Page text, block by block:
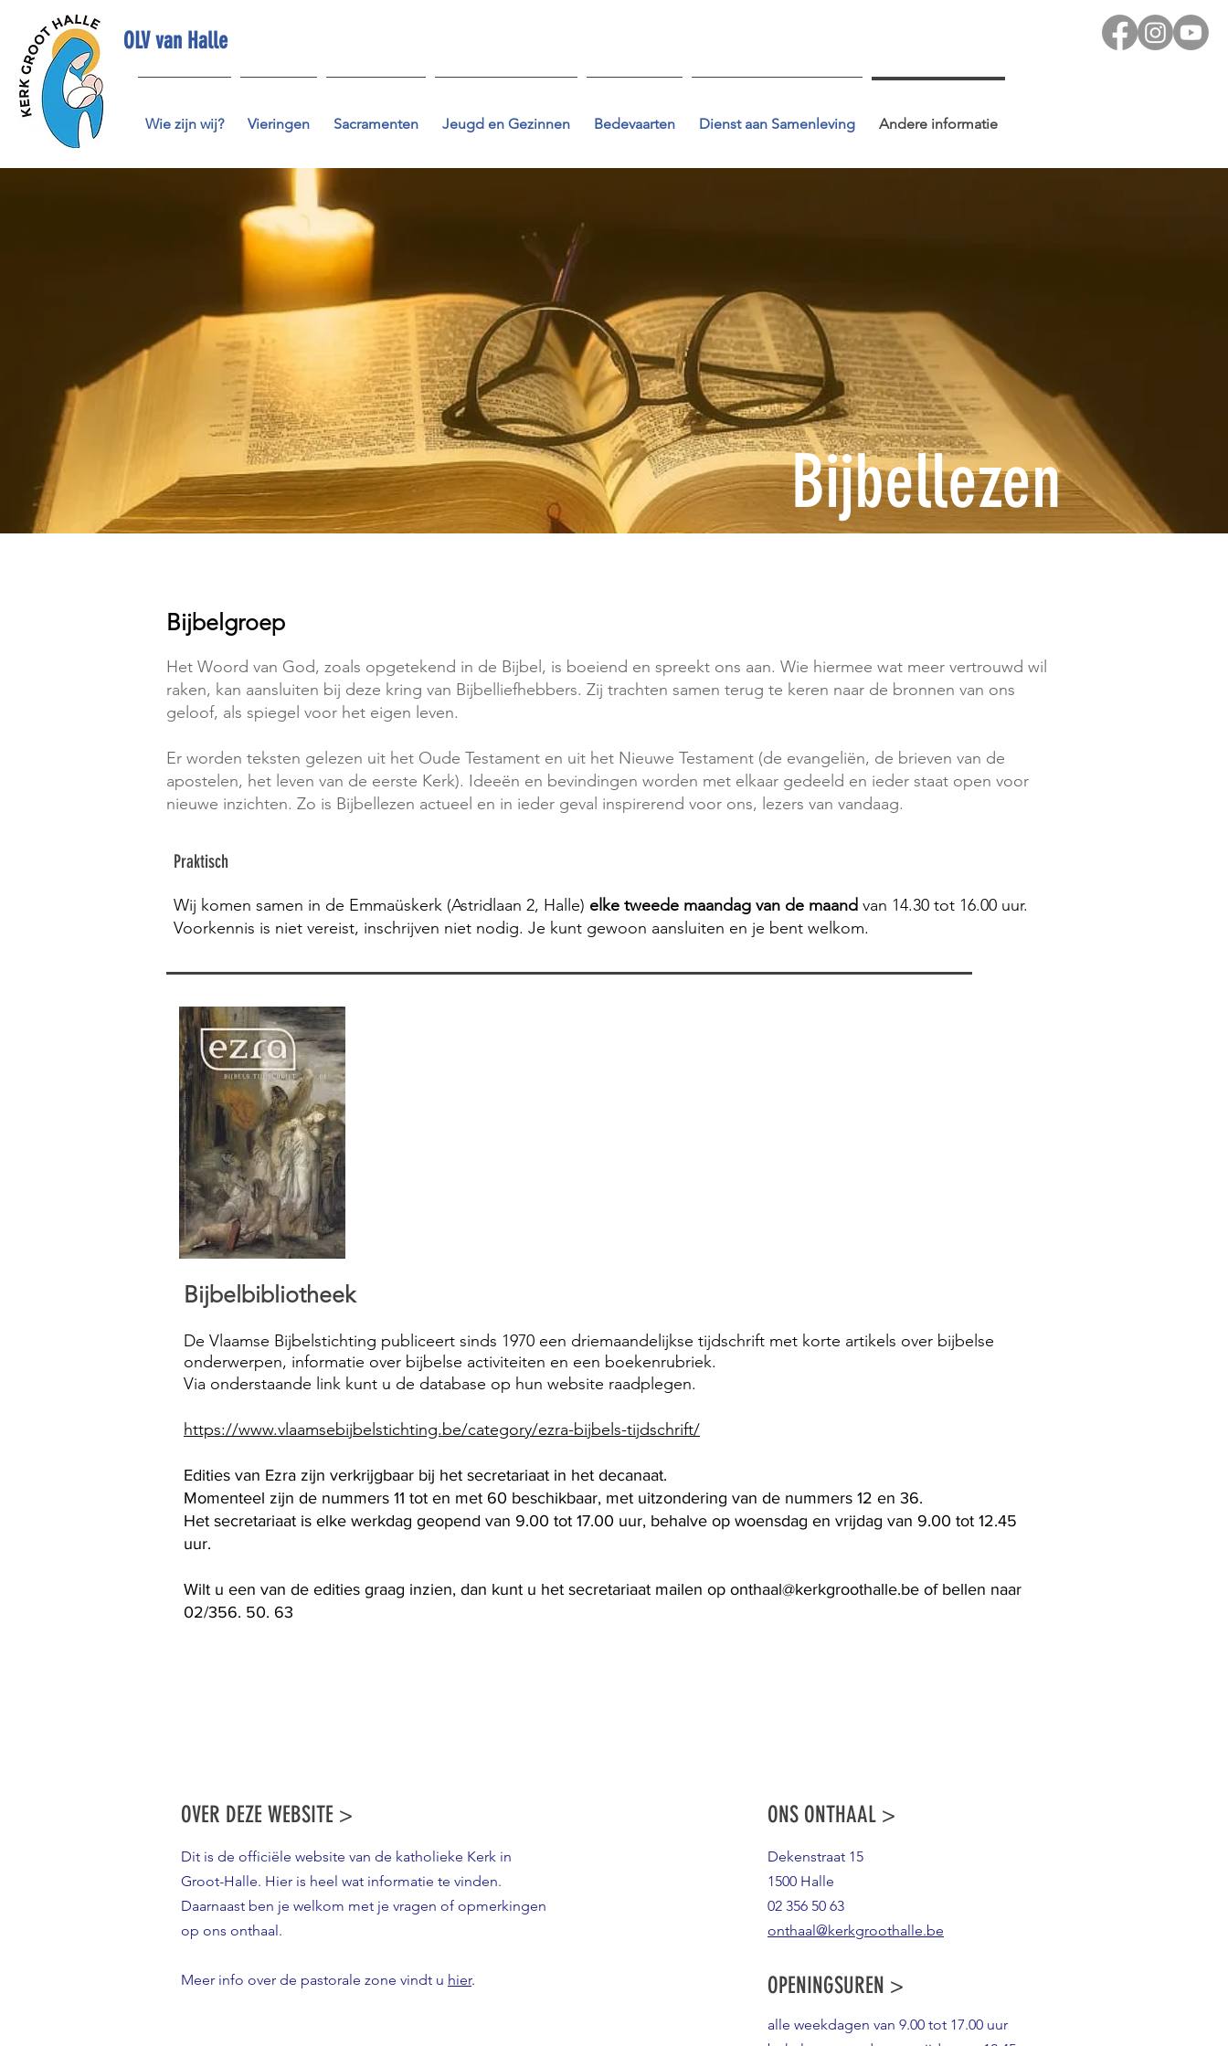
OLV van Halle
Wie zijn wij? Vieringen Sacramenten Jeugd en Gezinnen Bedevaarten Dienst aan Samenleving Andere informatie
Bijbellezen
Bijbelgroep
Het Woord van God, zoals opgetekend in de Bijbel, is boeiend en spreekt ons aan. Wie hiermee wat meer vertrouwd wil
raken, kan aansluiten bij deze kring van Bijbelliefhebbers. Zij trachten samen terug te keren naar de bronnen van ons
geloof, als spiegel voor het eigen leven.
Er worden teksten gelezen uit het Oude Testament en uit het Nieuwe Testament (de evangeliën, de brieven van de
apostelen, het leven van de eerste Kerk). Ideeën en bevindingen worden met elkaar gedeeld en ieder staat open voor
nieuwe inzichten. Zo is Bijbellezen actueel en in ieder geval inspirerend voor ons, lezers van vandaag.
Praktisch
Wij komen samen in de Emmaüskerk (Astridlaan 2, Halle) elke tweede maandag van de maand van 14.30 tot 16.00 uur.
Voorkennis is niet vereist, inschrijven niet nodig. Je kunt gewoon aansluiten en je bent welkom.
Bijbelbibliotheek
De Vlaamse Bijbelstichting publiceert sinds 1970 een driemaandelijkse tijdschrift met korte artikels over bijbelse
onderwerpen, informatie over bijbelse activiteiten en een boekenrubriek.
Via onderstaande link kunt u de database op hun website raadplegen.
https://www.vlaamsebijbelstichting.be/category/ezra-bijbels-tijdschrift/
Edities van Ezra zijn verkrijgbaar bij het secretariaat in het decanaat.
Momenteel zijn de nummers 11 tot en met 60 beschikbaar, met uitzondering van de nummers 12 en 36.
Het secretariaat is elke werkdag geopend van 9.00 tot 17.00 uur, behalve op woensdag en vrijdag van 9.00 tot 12.45
uur.
Wilt u een van de edities graag inzien, dan kunt u het secretariaat mailen op onthaal@kerkgroothalle.be of bellen naar
02/356. 50. 63
OVER DEZE WEBSITE >
Dit is de officiële website van de katholieke Kerk in
Groot-Halle. Hier is heel wat informatie te vinden.
Daarnaast ben je welkom met je vragen of opmerkingen
op ons onthaal.
Meer info over de pastorale zone vindt u hier.
ONS ONTHAAL >
Dekenstraat 15
1500 Halle
02 356 50 63
onthaal@kerkgroothalle.be
OPENINGSUREN >
alle weekdagen van 9.00 tot 17.00 uur